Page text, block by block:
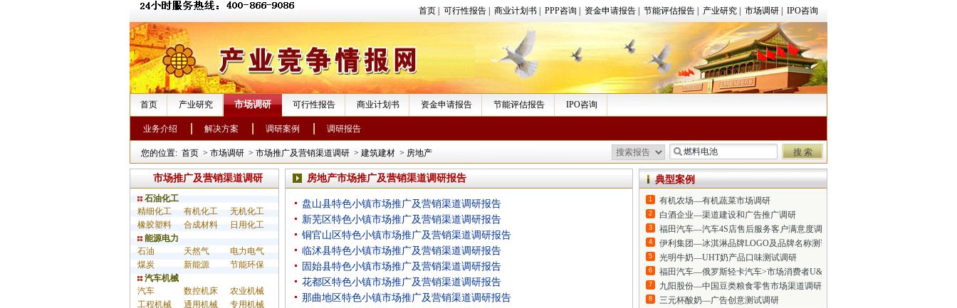
首页 可行性报告 商业计划书 PPP咨询 资金申请报告 节能评估报告 产业研究 市场调研 IPO咨询
首页 产业研究 市场调研 可行性报告 商业计划书 资金申请报告 节能评估报告 IPO咨询
业务介绍 解决方案 调研案例 调研报告
您的位置: 首页 > 市场调研 > 市场推广及营销渠道调研 > 建筑建材 > 房地产
市场推广及营销渠道调研
石油化工
精细化工
有机化工
无机化工
橡胶塑料
合成材料
日用化工
能源电力
石油
天然气
电力电气
煤炭
新能源
节能环保
汽车机械
汽车
数控机床
农业机械
工程机械
通用机械
专用机械
房地产市场推广及营销渠道调研报告
盘山县特色小镇市场推广及营销渠道调研报告
新芜区特色小镇市场推广及营销渠道调研报告
铜官山区特色小镇市场推广及营销渠道调研报告
临沭县特色小镇市场推广及营销渠道调研报告
固始县特色小镇市场推广及营销渠道调研报告
花都区特色小镇市场推广及营销渠道调研报告
那曲地区特色小镇市场推广及营销渠道调研报告
典型案例
1 有机农场—有机蔬菜市场调研
2 白酒企业—渠道建设和广告推广调研
3 福田汽车—汽车4S店售后服务客户满意度调研
4 伊利集团—冰淇淋品牌LOGO及品牌名称测试调研
5 光明牛奶—UHT奶产品口味测试调研
6 福田汽车—俄罗斯轻卡汽车>市场消费者U&A调研
7 九阳股份—中国豆类粮食零售市场渠道调研
8 三元杯酸奶—广告创意测试调研